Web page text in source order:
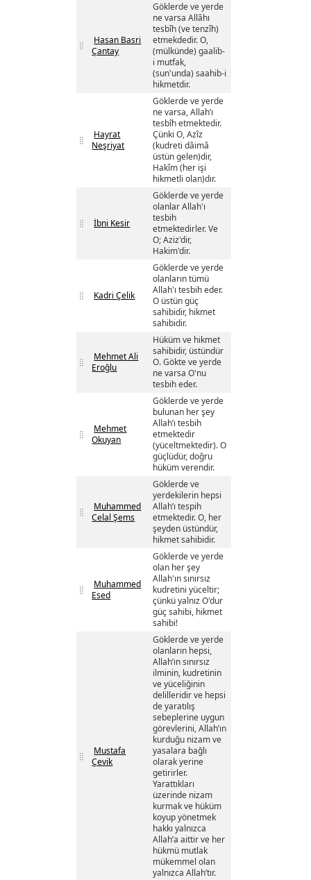
Hasan Basri
Çantay
Göklerde ve yerde
ne varsa Allâhı
tesbîh (ve tenzîh)
etmekdedir. O,
(mülkünde) gaalib-
i mutfak,
(sun'unda) saahib-i
hikmetdir.
Hayrat
Neşriyat
Göklerde ve yerde
ne varsa, Allah’ı
tesbîh etmektedir.
Çünki O, Azîz
(kudreti dâimâ
üstün gelen)dir,
Hakîm (her işi
hikmetli olan)dır.
İbni Kesir
Göklerde ve yerde
olanlar Allah'ı
tesbih
etmektedirler. Ve
O; Aziz'dir,
Hakim'dir.
Kadri Çelik
Göklerde ve yerde
olanların tümü
Allah'ı tesbih eder.
O üstün güç
sahibidir, hikmet
sahibidir.
Mehmet Ali
Eroğlu
Hüküm ve hikmet
sahibidir, üstündür
O. Gökte ve yerde
ne varsa O'nu
tesbih eder.
Mehmet
Okuyan
Göklerde ve yerde
bulunan her şey
Allah’ı tesbih
etmektedir
(yüceltmektedir). O
güçlüdür, doğru
hüküm verendir.
Muhammed
Celal Şems
Göklerde ve
yerdekilerin hepsi
Allah’ı tespih
etmektedir. O, her
şeyden üstündür,
hikmet sahibidir.
Muhammed
Esed
Göklerde ve yerde
olan her şey
Allah'ın sınırsız
kudretini yüceltir;
çünkü yalnız O'dur
güç sahibi, hikmet
sahibi!
Mustafa
Çevik
Göklerde ve yerde
olanların hepsi,
Allah’ın sınırsız
ilminin, kudretinin
ve yüceliğinin
delilleridir ve hepsi
de yaratılış
sebeplerine uygun
görevlerini, Allah’ın
kurduğu nizam ve
yasalara bağlı
olarak yerine
getirirler.
Yarattıkları
üzerinde nizam
kurmak ve hüküm
koyup yönetmek
hakkı yalnızca
Allah’a aittir ve her
hükmü mutlak
mükemmel olan
yalnızca Allah’tır.